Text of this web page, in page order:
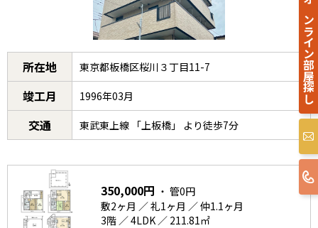
所在地 東京都板橋区桜川３丁目11-7
竣工月 1996年03月
交通 東武東上線 「上板橋」 より徒歩7分
350,000円 ・ 管0円
敷2ヶ月 ／ 礼1ヶ月 ／ 仲1.1ヶ月
3階 ／ 4LDK ／ 211.81㎡
オンライン部屋探し